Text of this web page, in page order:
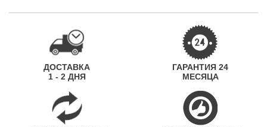
ДОСТАВКА
1 - 2 ДНЯ
ГАРАНТИЯ 24
МЕСЯЦА